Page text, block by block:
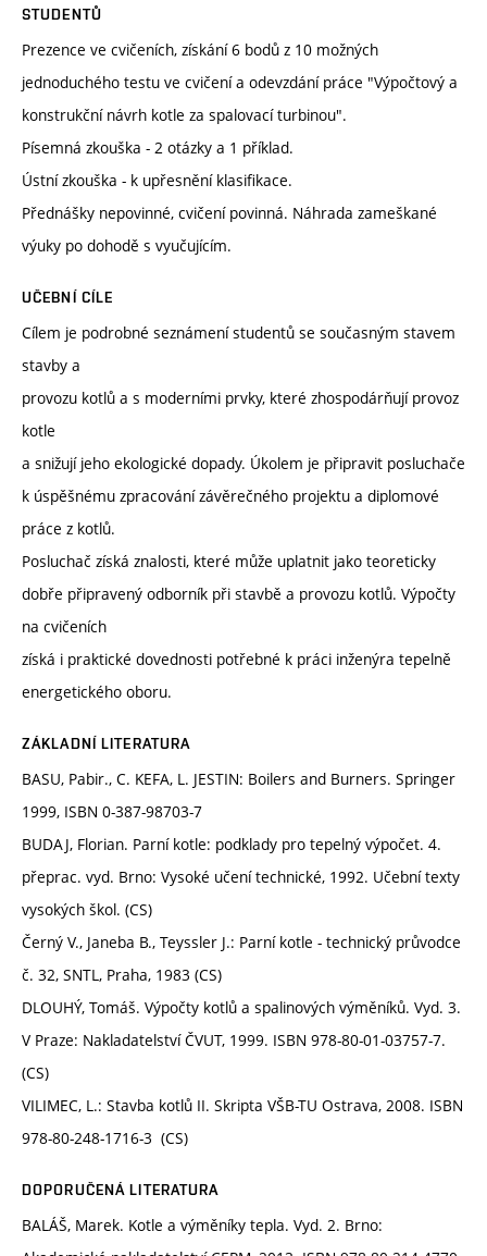
STUDENTŮ
Prezence ve cvičeních, získání 6 bodů z 10 možných
jednoduchého testu ve cvičení a odevzdání práce "Výpočtový a
konstrukční návrh kotle za spalovací turbinou".
Písemná zkouška - 2 otázky a 1 příklad.
Ústní zkouška - k upřesnění klasifikace.
Přednášky nepovinné, cvičení povinná. Náhrada zameškané
výuky po dohodě s vyučujícím.
UČEBNÍ CÍLE
Cílem je podrobné seznámení studentů se současným stavem
stavby a
provozu kotlů a s moderními prvky, které zhospodárňují provoz
kotle
a snižují jeho ekologické dopady. Úkolem je připravit posluchače
k úspěšnému zpracování závěrečného projektu a diplomové
práce z kotlů.
Posluchač získá znalosti, které může uplatnit jako teoreticky
dobře připravený odborník při stavbě a provozu kotlů. Výpočty
na cvičeních
získá i praktické dovednosti potřebné k práci inženýra tepelně
energetického oboru.
ZÁKLADNÍ LITERATURA
BASU, Pabir., C. KEFA, L. JESTIN: Boilers and Burners. Springer
1999, ISBN 0-387-98703-7
BUDAJ, Florian. Parní kotle: podklady pro tepelný výpočet. 4.
přeprac. vyd. Brno: Vysoké učení technické, 1992. Učební texty
vysokých škol. (CS)
Černý V., Janeba B., Teyssler J.: Parní kotle - technický průvodce
č. 32, SNTL, Praha, 1983 (CS)
DLOUHÝ, Tomáš. Výpočty kotlů a spalinových výměníků. Vyd. 3.
V Praze: Nakladatelství ČVUT, 1999. ISBN 978-80-01-03757-7.
(CS)
VILIMEC, L.: Stavba kotlů II. Skripta VŠB-TU Ostrava, 2008. ISBN
978-80-248-1716-3 (CS)
DOPORUČENÁ LITERATURA
BALÁŠ, Marek. Kotle a výměníky tepla. Vyd. 2. Brno: